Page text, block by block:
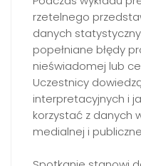
rzetelnego
danych
popełniane błędy
nieświadomej lub
Uczestnicy
interpretacyjnych i
korzystać z danych
medialnej i